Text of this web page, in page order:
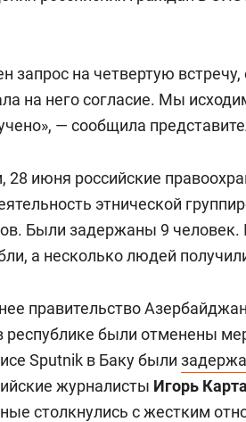
запрос на четвертую
на него согласие. Мы
— сообщила
июня российские
этнической
Были задержаны 9
а несколько людей
правительство
республике были отменены
Sputnik в Баку были
журналисты Игорь
столкнулись с жестким